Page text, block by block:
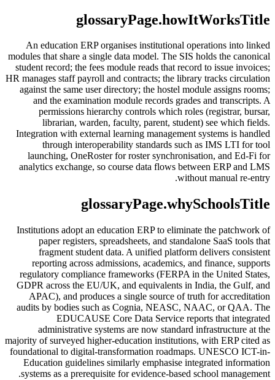
glossaryPage.howItWorksTitle
An education ERP organises institutional operations into linked
modules that share a single data model. The SIS holds the canonical
student record; the fees module reads that record to issue invoices;
HR manages staff payroll and contracts; the library tracks circulation
against the same user directory; the hostel module assigns rooms;
and the examination module records grades and transcripts. A
permissions hierarchy controls which roles (registrar, bursar,
librarian, warden, faculty, parent, student) see which fields.
Integration with external learning management systems is handled
through interoperability standards such as IMS LTI for tool
launching, OneRoster for roster synchronisation, and Ed-Fi for
analytics exchange, so course data flows between ERP and LMS
without manual re-entry.
glossaryPage.whySchoolsTitle
Institutions adopt an education ERP to eliminate the patchwork of
paper registers, spreadsheets, and standalone SaaS tools that
fragment student data. A unified platform delivers consistent
reporting across admissions, academics, and finance, supports
regulatory compliance frameworks (FERPA in the United States,
GDPR across the EU/UK, and equivalents in India, the Gulf, and
APAC), and produces a single source of truth for accreditation
audits by bodies such as Cognia, NEASC, NAAC, or QAA. The
EDUCAUSE Core Data Service reports that integrated
administrative systems are now standard infrastructure at the
majority of surveyed higher-education institutions, with ERP cited as
foundational to digital-transformation roadmaps. UNESCO ICT-in-
Education guidelines similarly emphasise integrated information
systems as a prerequisite for evidence-based school management.